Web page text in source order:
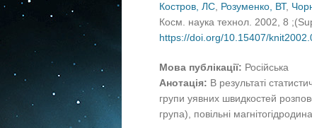
Костров, ЛС, Розуменко, ВТ,
Косм. наука технол. 2002, 8
https://doi.org/10.15407/
Мова публікації: Російська
Анотація: В результаті
групи уявних швидкостей
група), повільні